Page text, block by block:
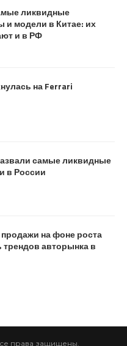
ликвидные
и модели в Китае: их
и в РФ
на Ferrari
самые ликвидные
в России
на фоне роста
трендов авторынка в
права защищены.